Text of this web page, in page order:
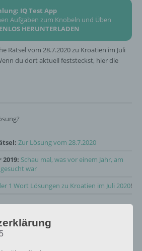
IQ Test App
Aufgaben zum Knobeln und Üben
HERUNTERLADEN
Rätsel vom 28.7.2020 zu Kroatien im Juli
du dort aktuell feststeckst, hier die
Zur Lösung vom 28.7.2020
Schau mal, was vor einem Jahr, am
war
1 Wort Lösungen zu Kroatien im Juli 2020!